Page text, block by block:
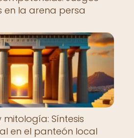
en la arena persa
mitología: Síntesis
en el panteón local